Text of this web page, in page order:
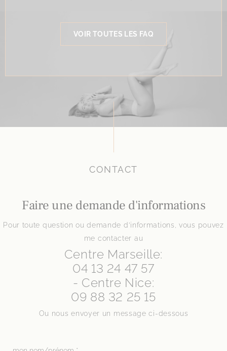
VOIR TOUTES LES FAQ
CONTACT
Faire une demande d'informations
Pour toute question ou demande d’informations, vous pouvez
me contacter au
Centre Marseille:
04 13 24 47 57
- Centre Nice:
09 88 32 25 15
Ou nous envoyer un message ci-dessous